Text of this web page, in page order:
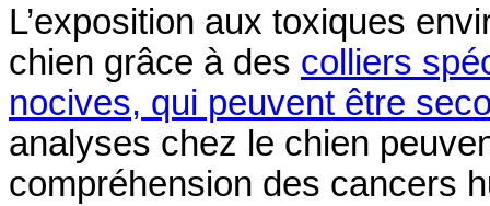
L’exposition aux toxiques
chien grâce à des colliers
nocives, qui peuvent être
analyses chez le chien
compréhension des cancers